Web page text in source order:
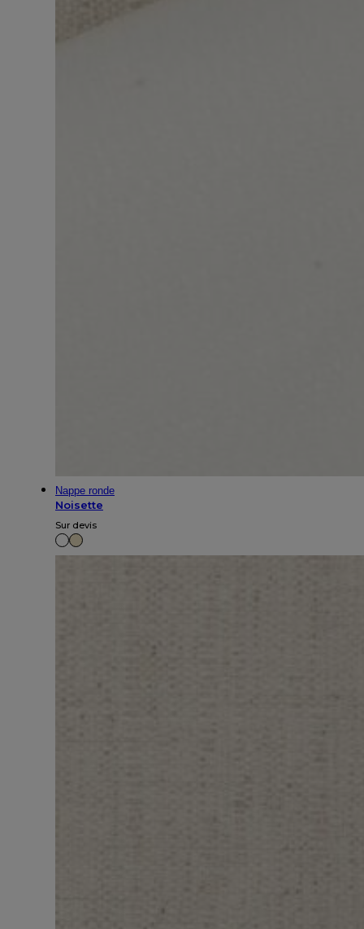
Nappe ronde
Noisette
Sur devis